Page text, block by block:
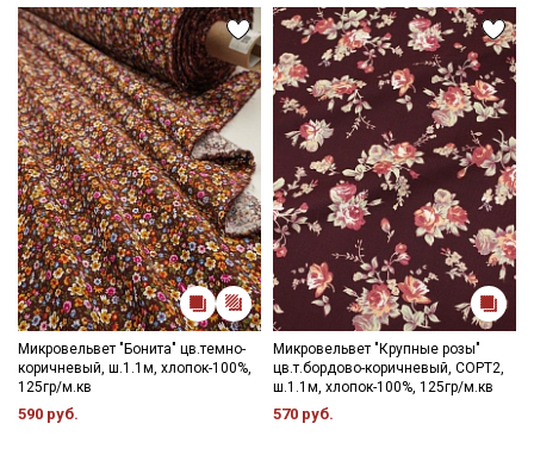
Микровельвет "Бонита" цв.темно-
коричневый, ш.1.1м, хлопок-100%,
125гр/м.кв
590 руб.
Микровельвет "Крупные розы"
цв.т.бордово-коричневый, СОРТ2,
ш.1.1м, хлопок-100%, 125гр/м.кв
570 руб.